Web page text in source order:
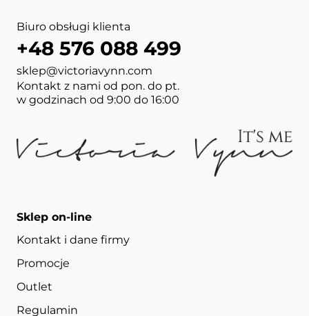
Biuro obsługi klienta
+48 576 088 499
sklep@victoriavynn.com
Kontakt z nami od pon. do pt.
w godzinach od 9:00 do 16:00
Sklep on-line
Kontakt i dane firmy
Promocje
Outlet
Regulamin